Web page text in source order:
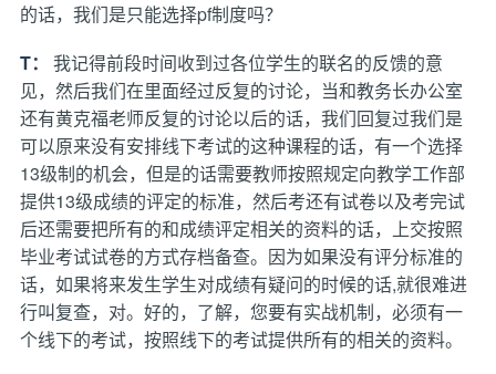
的话，我们是只能选择pf制度吗？
T：
我记得前段时间收到过各位学生的联名的反馈的意
见，然后我们在里面经过反复的讨论，当和教务长办公室
还有黄克福老师反复的讨论以后的话，我们回复过我们是
可以原来没有安排线下考试的这种课程的话，有一个选择
13级制的机会，但是的话需要教师按照规定向教学工作部
提供13级成绩的评定的标准，然后考还有试卷以及考完试
后还需要把所有的和成绩评定相关的资料的话，上交按照
毕业考试试卷的方式存档备查。因为如果没有评分标准的
话，如果将来发生学生对成绩有疑问的时候的话,就很难进
行叫复查，对。好的，了解，您要有实战机制，必须有一
个线下的考试，按照线下的考试提供所有的相关的资料。